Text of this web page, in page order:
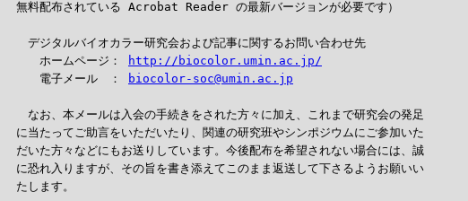
無料配布されている Acrobat Reader の最新バージョンが必要です）
デジタルバイオカラー研究会および記事に関するお問い合わせ先
ホームページ：
http://biocolor.umin.ac.jp/
電子メール　：
biocolor-soc@umin.ac.jp
なお、本メールは入会の手続きをされた方々に加え、これまで研究会の発足
に当たってご助言をいただいたり、関連の研究班やシンポジウムにご参加いた
だいた方々などにもお送りしています。今後配布を希望されない場合には、誠
に恐れ入りますが、その旨を書き添えてこのまま返送して下さるようお願いい
たします。